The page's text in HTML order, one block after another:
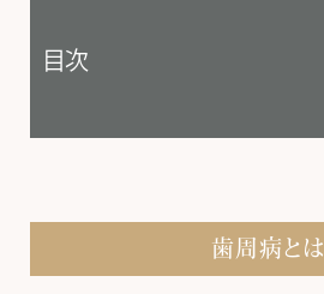
目次
歯周病とは